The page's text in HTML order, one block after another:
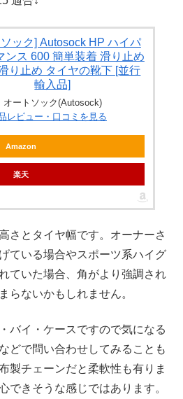
ック] Autosock HP ハイパ
ンス 600 簡単装着 滑り止め
り止め タイヤの靴下 [並行
輸入品]
オートソック(Autosock)
レビュー・口コミを見る
Amazon
楽天
さとタイヤ幅です。オーナーさ
ている場合やスポーツ系ハイグ
ていた場合、角がより強調され
らないかもしれません。
バイ・ケースですので気になる
どで問い合わせしてみることも
製チェーンだと柔軟性も有りま
できそうな感じではあります。